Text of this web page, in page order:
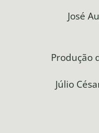
José
Produção
Júlio